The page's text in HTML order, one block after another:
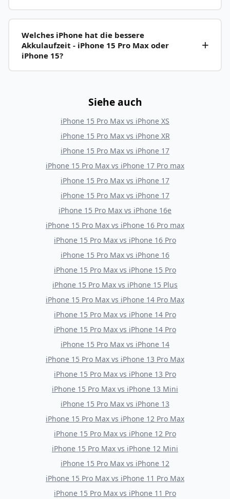
Welches iPhone hat die bessere
Akkulaufzeit - iPhone 15 Pro Max oder
iPhone 15?
Siehe auch
iPhone 15 Pro Max vs iPhone XS
iPhone 15 Pro Maxvs iPhone XR
iPhone 15 Pro Max vs iPhone 17
iPhone 15 Pro Max vs iPhone 17 Pro max
iPhone 15 Pro Max vs iPhone 17
iPhone 15 Pro Max vs iPhone 17
iPhone 15 Pro Max vs iPhone 16e
iPhone 15 Pro Max vs iPhone 16 Pro max
iPhone 15 Pro Max vs iPhone 16 Pro
iPhone 15 Pro Max vs iPhone 16
iPhone 15 Pro Max vs iPhone 15 Pro
iPhone 15 Pro Max vs iPhone 15 Plus
iPhone 15 Pro Max vs iPhone 14 Pro Max
iPhone 15 Pro Max vs iPhone 14 Pro
iPhone 15 Pro Max vs iPhone 14 Pro
iPhone 15 Pro Max vs iPhone 14
iPhone 15 Pro Max vs iPhone 13 Pro Max
iPhone 15 Pro Max vs iPhone 13 Pro
iPhone 15 Pro Max vs iPhone 13 Mini
iPhone 15 Pro Max vs iPhone 13
iPhone 15 Pro Max vs iPhone 12 Pro Max
iPhone 15 Pro Max vs iPhone 12 Pro
iPhone 15 Pro Max vs iPhone 12 Mini
iPhone 15 Pro Max vs iPhone 12
iPhone 15 Pro Max vs iPhone 11 Pro Max
iPhone 15 Pro Max vs iPhone 11 Pro